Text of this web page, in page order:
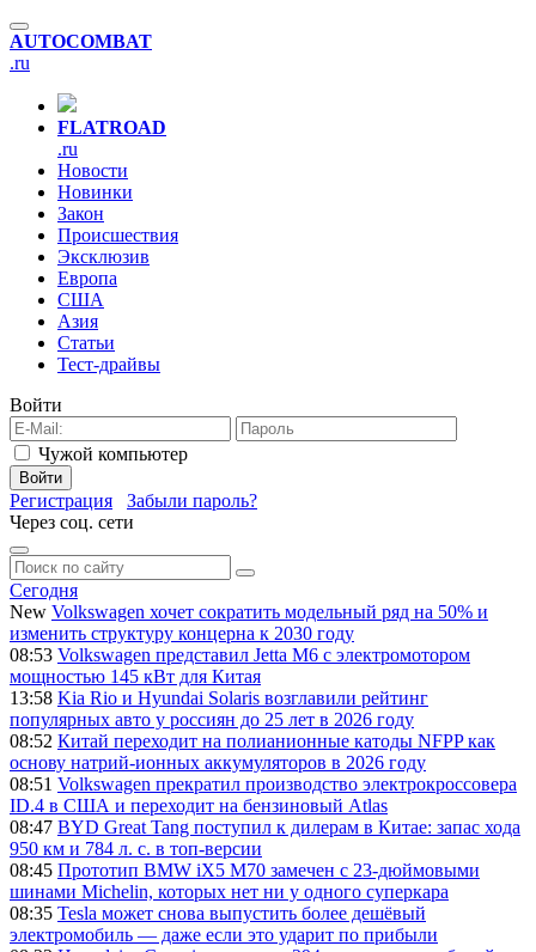
AUTOCOMBAT
.ru
FLATROAD
.ru
Новости
Новинки
Закон
Происшествия
Эксклюзив
Европа
США
Азия
Статьи
Тест-драйвы
Войти
Чужой компьютер
Войти
Регистрация
Забыли пароль?
Через соц. сети
Сегодня
New Volkswagen хочет сократить модельный ряд на 50% и
изменить структуру концерна к 2030 году
08:53 Volkswagen представил Jetta M6 с электромотором
мощностью 145 кВт для Китая
13:58 Kia Rio и Hyundai Solaris возглавили рейтинг
популярных авто у россиян до 25 лет в 2026 году
08:52 Китай переходит на полианионные катоды NFPP как
основу натрий-ионных аккумуляторов в 2026 году
08:51 Volkswagen прекратил производство электрокроссовера
ID.4 в США и переходит на бензиновый Atlas
08:47 BYD Great Tang поступил к дилерам в Китае: запас хода
950 км и 784 л. с. в топ-версии
08:45 Прототип BMW iX5 M70 замечен с 23-дюймовыми
шинами Michelin, которых нет ни у одного суперкара
08:35 Tesla может снова выпустить более дешёвый
электромобиль — даже если это ударит по прибыли